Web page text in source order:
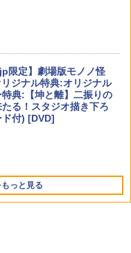
Switch 2 Edition
ソフト 【封入特典付】
Awakening （オンライ
31027 PS5 デュ-ン ア
版「鬼滅の刃」無限城
再来(完全生産限定版)
ペイド番号 5000円|オ
ワイヤレスコン
ラック)
限定】劇場版モノノ怪
ジナル特典:オリジナル
典:【坤と離】二振りの
る！スタジオ描き下ろ
ド付) [DVD]
っと見る